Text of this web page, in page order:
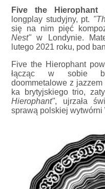
Five the Hierophant
longplay studyjny, pt.
się na nim pięć
Nest"w Londynie.
lutego 2021 roku, pod
Five the Hierophant
łącząc w sobie
doommetalowe z
ka brytyjskiego trio,
Hierophant", ujrzała
sprawą polskiej